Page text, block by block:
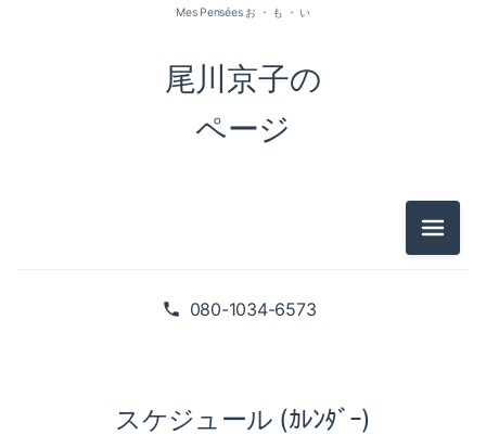
080-1034-6573
尾川京子の
ページ
Mes Pensées お ・ も ・ い
メニュ
スケジュール (ｶﾚﾝﾀﾞｰ)